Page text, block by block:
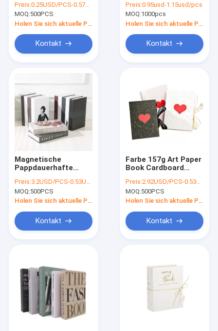
Pappschachtel-
CMYK für das
Geschenk-Verpacken
Preis:0.25USD/PCS-0.57USD/PCS
MOQ:500PCS
Kontakt
dem Stempeln des
Logos besonders an
Preis:0.95usd-1.15usd/pcs
MOQ:1000pcs
Kontakt
Magnetische
Pappdauerhafte
Pappschachteln für
Dekoration
Preis:3.2USD/PCS-0.53USD/PCS
MOQ:500PCS
Kontakt
Farbe 157g Art Paper
Book Cardboard
Band
Preis:2.92USD/PCS-0.53USD/PCS
MOQ:500PCS
Kontakt